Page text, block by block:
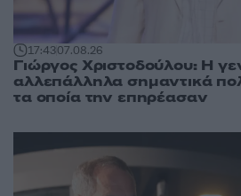
17:4307.08.26
Γιώργος Χριστοδούλου: Η
αλλεπάλληλα σημαντικά
τα οποία την επηρέασαν